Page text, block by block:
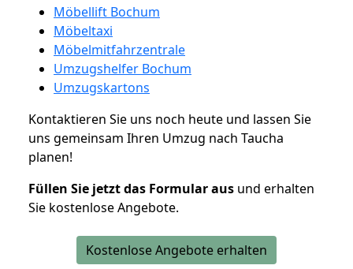
Möbellift Bochum
Möbeltaxi
Möbelmitfahrzentrale
Umzugshelfer Bochum
Umzugskartons
Kontaktieren Sie uns noch heute und lassen Sie
uns gemeinsam Ihren Umzug nach Taucha
planen!
Füllen Sie jetzt das Formular aus und erhalten
Sie kostenlose Angebote.
Kostenlose Angebote erhalten